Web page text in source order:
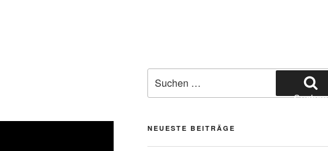
nach:
Suchen
NEUESTE BEITRÄGE